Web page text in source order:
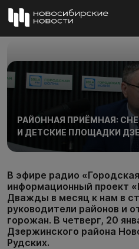
РАЙОННАЯ ПРИЁМНАЯ:
И ДЕТСКИЕ ПЛОЩАДКИ
В эфире радио
информационный проект
Дважды в месяц к нам в
руководители районов и
горожан. В четверг, 20
Дзержинского района
Рудских.